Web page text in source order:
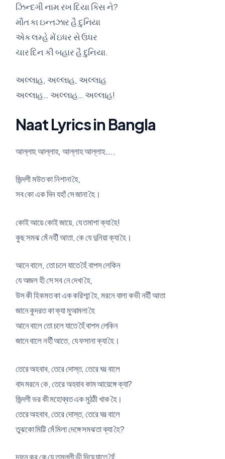
ઝિન્દગી નામ રખ દિયા કિસ ને?
મૌત કા ઇન્તઝાર હૈ દુનિયા
એક લમ્હે મેં ઇધર સે ઉધર
ચાર દિન કી બહાર હૈ દુનિયા.
અલ્લાહ, અલ્લાહ, અલ્લાહ
અલ્લાહ… અલ્લાહ… અલ્લાહ!
Naat Lyrics in Bangla
আল্লাহ আল্লাহ, আল্লাহ আল্লাহ…..
জিন্দগী মউত কা নিশানা হৈ,
সব কো এক দিন যহাঁ সে জানা হৈ।
কোই আয়ে কোই জায়ে, যে তমাশা ক্যা হৈ!
কুছ সমঝ মেঁ নহীঁ আতা, কে যে দুনিয়া ক্যা হৈ।
আনে বালে, তো চলে যাতে হৈঁ বাপস লেকিন
যে অজল হী সে সব নে দেখা হৈ,
উস কী হিকমত কা এক করিশ্মা হৈ, মরনে বালা কভী নহীঁ আতা
জানে কুদরত কা ক্যা মুআমলা হৈ
আনে বালে তো চলে যাতে হৈঁ বাপস লেকিন
জানে বালে নহীঁ আতে, যে ফসানা ক্যা হৈ।
তেরে অহবাব, তেরে দোস্ত, তেরে ঘর বালে
বাদ মরনে কে, তেরে অহবাব কাম আয়েঙ্গে ক্যা?
জিন্দগী ভর কী মহোব্বত এক মুঠঠী খাক হৈ।
তেরে অহবাব, তেরে দোস্ত, তেরে ঘর বালে
তুঝকো মিট্টি মেঁ মিলা দেঙ্গে সমঝতা ক্যা হৈ?
দফন কর কে যে তসল্লী ভী দিয়ে যাতে হৈঁ